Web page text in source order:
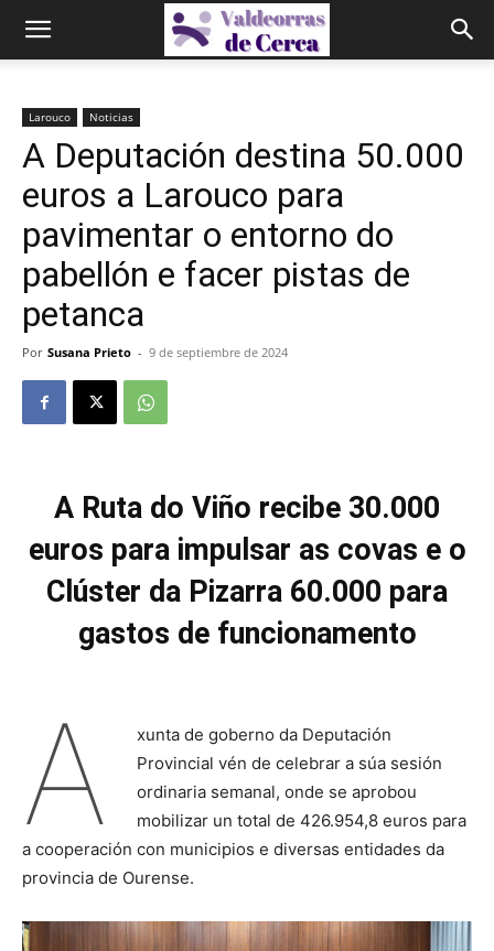
Larouco Noticias
A Deputación destina 50.000
euros a Larouco para
pavimentar o entorno do
pabellón e facer pistas de
petanca
Por Susana Prieto - 9 de septiembre de 2024
A Ruta do Viño recibe 30.000
euros para impulsar as covas e o
Clúster da Pizarra 60.000 para
gastos de funcionamento
A
xunta de goberno da Deputación
Provincial vén de celebrar a súa sesión
ordinaria semanal, onde se aprobou
mobilizar un total de 426.954,8 euros para
a cooperación con municipios e diversas entidades da
provincia de Ourense.